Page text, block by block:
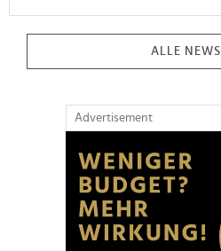
ALLE NEWS
Advertisement